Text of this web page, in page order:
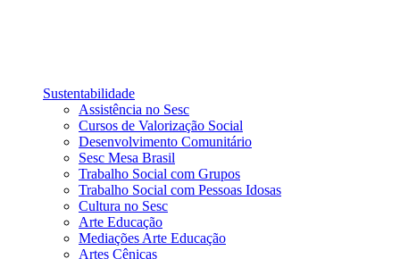
Sustentabilidade
Assistência no Sesc
Cursos de Valorização Social
Desenvolvimento Comunitário
Sesc Mesa Brasil
Trabalho Social com Grupos
Trabalho Social com Pessoas Idosas
Cultura no Sesc
Arte Educação
Mediações Arte Educação
Artes Cênicas